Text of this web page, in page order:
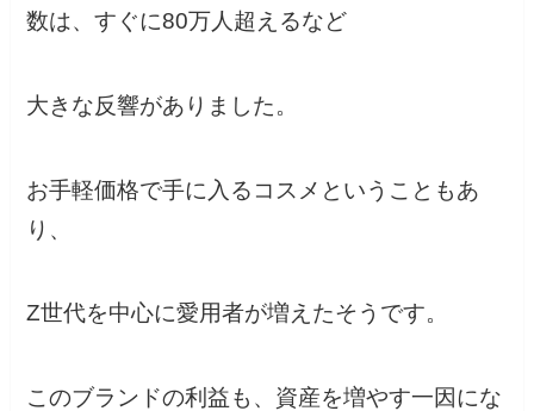
数は、すぐに80万人超えるなど
大きな反響がありました。
お手軽価格で手に入るコスメということもあ
り、
Z世代を中心に愛用者が増えたそうです。
このブランドの利益も、資産を増やす一因にな